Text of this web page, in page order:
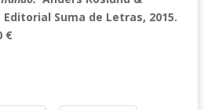
Suma de Letras, 2015.
€